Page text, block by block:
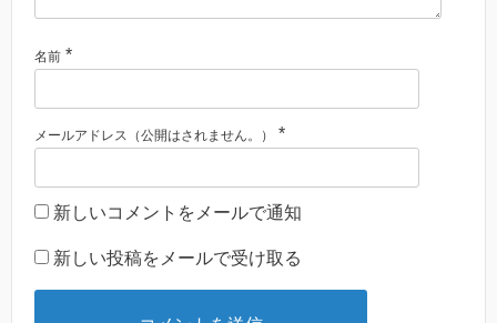
名前 *
メールアドレス（公開はされません。） *
新しいコメントをメールで通知
新しい投稿をメールで受け取る